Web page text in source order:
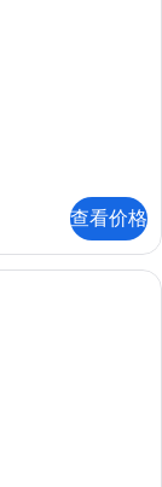
查看价格
Select Comfort 床、